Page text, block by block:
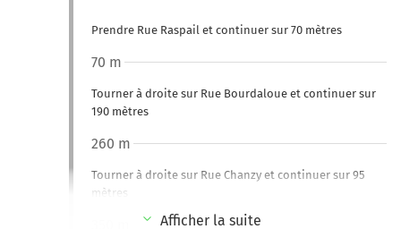
Prendre Rue Raspail et continuer sur 70 mètres
Tourner à droite sur Rue Bourdaloue et continuer sur
190 mètres
70 m
Tourner à droite sur Rue Chanzy et continuer sur 95
mètres
260 m
Afficher la suite